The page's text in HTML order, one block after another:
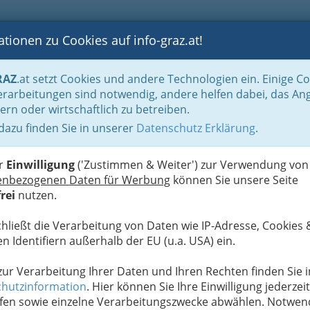
BLOGS FOTOS GASTRONOMIE BRANCHEN
zu Cookies auf info-graz.at!
.at setzt Cookies und andere Technologien ein. Einige
sind notwendig, andere helfen dabei, das
oder wirtschaftlich zu betreiben.
finden Sie in unserer Datenschutz Erklärung.
Einwilligung('Zustimmen & Weiter') zur Verwendung von
Daten für Werbung können Sie unsere Seite
nutzen.
die Verarbeitung von Daten wie IP-Adresse, Cookies
Identifiern außerhalb der EU (u.a. USA) ein.
Verarbeitung Ihrer Daten und Ihren Rechten finden Sie
. Hier können Sie Ihre Einwilligung jederzeit
sowie einzelne Verarbeitungszwecke abwählen.
Handel in Graz Dinge des täglichen Lebens Papierhandel
m.b.H.